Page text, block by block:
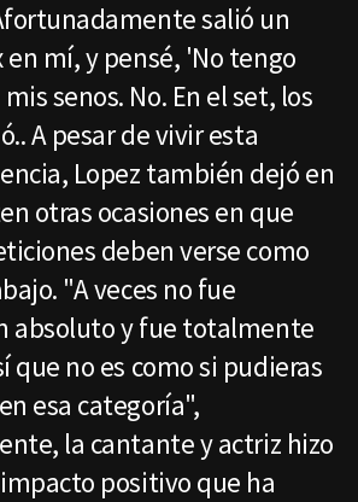
salió un
en mí, y pensé, 'No tengo
senos. No. En el set, los
A pesar de vivir esta
Lopez también dejó en
otras ocasiones en que
deben verse como
"A veces no fue
absoluto y fue totalmente
que no es como si pudieras
esa categoría",
la cantante y actriz hizo
positivo que ha